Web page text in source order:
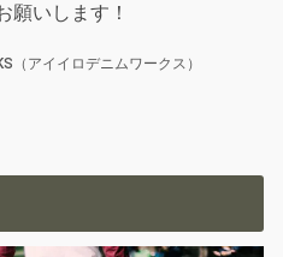
願いします！